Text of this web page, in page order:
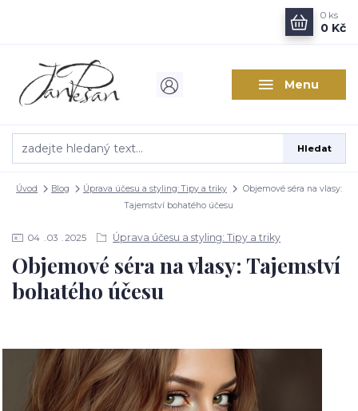
Menu
Hledat
0 ks
0 Kč
Úvod Blog Úprava účesu a styling: Tipy a triky
Objemové séra na vlasy:
Tajemství bohatého účesu
04 03 2025 Úprava účesu a styling: Tipy a triky
Objemové séra na vlasy: Tajemství
bohatého účesu